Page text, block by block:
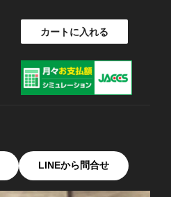
カートに入れる
LINEから問合せ